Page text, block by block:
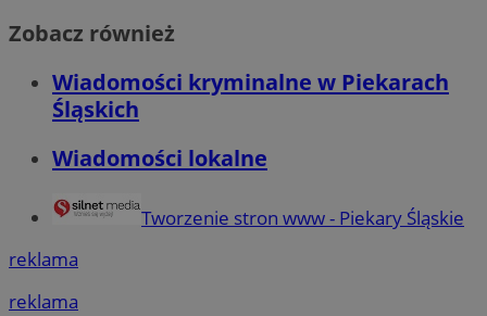
Zobacz również
Wiadomości kryminalne w Piekarach
Śląskich
Wiadomości lokalne
Tworzenie stron www - Piekary Śląskie
reklama
reklama